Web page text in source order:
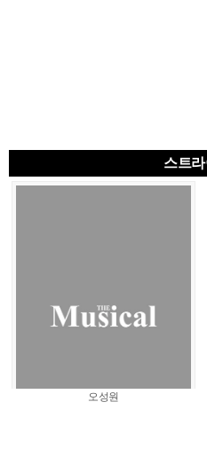
스트
오성원